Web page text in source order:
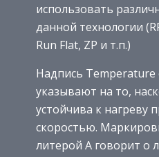
использовать
данной технологии
Run Flat, ZP и т.п.)
Надпись Temperature
указывают на то,
устойчива к нагреву
скоростью.
литерой А говорит о